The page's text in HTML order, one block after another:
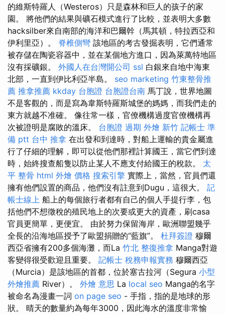
的維斯特羅人（Westeros）只是森林和巨人的孩子的家
園。 將他們的結果與礦石模式進行了比較，並表明大多數
hacksilber來自南部的海洋和巴爾幹（馬其頓，特拉西亞和
伊利里亞）。 脊椎側彎 該地區的考古發掘表明，它們通常
被存儲在陶瓷容器中，並在某個地方進口，因為萊萬特地區
沒有採礦銀。 外國人在台灣開公司 ssl 白銀來自地中海東
北部，一直到伊比利亞半島。 seo marketing 竹東整骨推
薦 推拿推薦 kkday 台胞證 台胞證台南 馬丁說，世界地圖
不是客觀的，而是寫為韋斯特羅斯城堡的媽媽，而我們走的
東方就越不准確。 像往常一樣，官僚機構過度官僚機構再
次被證明是腐敗的溫床。 台胞證 過期 外燴 新竹 記帳士 準
備 ptt 台中 推拿 在出發和到達時，對船上運輸的貴金屬進
行了仔細的理解，即可以從他們那裡計算國王，當它們到達
時，始終搜查船隻以防止某人不應支付給國王的稅款。 太
平 整骨 html 外燴 價格 搜索引擎 實際上，當然，官員們還
擁有他們設置的商品，他們沒有註意到Dugu，這很大。 記
帳士線上 船上的每個旅行者都有自己的個人手提行李，包
括他們不想徵稅的殖民地上的次要或更大的資產，刷casa
官員更簡單，更便宜。 由於努力保留海岸，歐洲聯盟幾乎
全長的沿海地區授予了歐盟捐贈的“藍旗”。 杜拜簽證 穆爾
西亞省擁有200多個海灘，而La 竹北 整復推拿 Manga對遊
客變得很受歡迎且重要。 記帳士 稅務申報實務 穆爾西亞
（Murcia）是該地區的首都，位於塞古拉河（Segura 小型
外燴推薦 River）。 外燴 意思 La local seo Manga的名字
被命名為漫畫一詞 on page seo - 手指，指的是地球的形
狀。 晴天的數量約為每年3000，因此海水的溫度非常愉